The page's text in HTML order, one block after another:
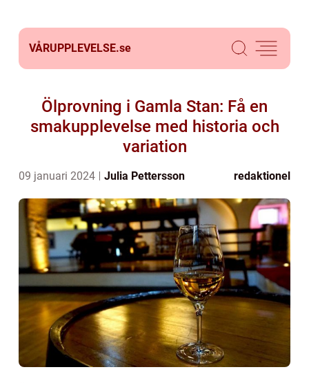
VÅRUPPLEVELSE.se
Ölprovning i Gamla Stan: Få en
smakupplevelse med historia och
variation
09 januari 2024 Julia Pettersson redaktionel